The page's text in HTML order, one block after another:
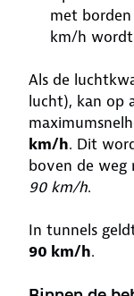
met borden
km/h wordt
Als de
lucht), kan op
km/h. Dit
boven de weg
90 km/h.
In tunnels
90 km/h.